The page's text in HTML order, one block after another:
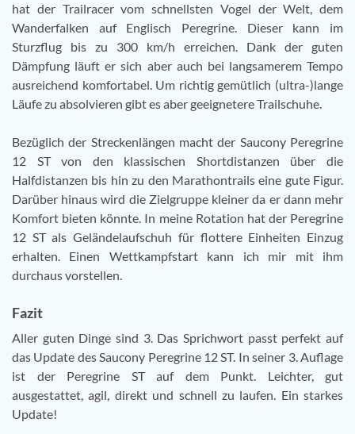
hat der Trailracer vom schnellsten Vogel der Welt, dem
Wanderfalken auf Englisch Peregrine. Dieser kann im
Sturzflug bis zu 300 km/h erreichen. Dank der guten
Dämpfung läuft er sich aber auch bei langsamerem Tempo
ausreichend komfortabel. Um richtig gemütlich (ultra-)lange
Läufe zu absolvieren gibt es aber geeignetere Trailschuhe.
Bezüglich der Streckenlängen macht der Saucony Peregrine
12 ST von den klassischen Shortdistanzen über die
Halfdistanzen bis hin zu den Marathontrails eine gute Figur.
Darüber hinaus wird die Zielgruppe kleiner da er dann mehr
Komfort bieten könnte. In meine Rotation hat der Peregrine
12 ST als Geländelaufschuh für flottere Einheiten Einzug
erhalten. Einen Wettkampfstart kann ich mir mit ihm
durchaus vorstellen.
Fazit
Aller guten Dinge sind 3. Das Sprichwort passt perfekt auf
das Update des Saucony Peregrine 12 ST. In seiner 3. Auflage
ist der Peregrine ST auf dem Punkt. Leichter, gut
ausgestattet, agil, direkt und schnell zu laufen. Ein starkes
Update!